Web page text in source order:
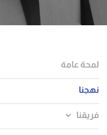
لمحة عامة
نهجنا
فريقنا